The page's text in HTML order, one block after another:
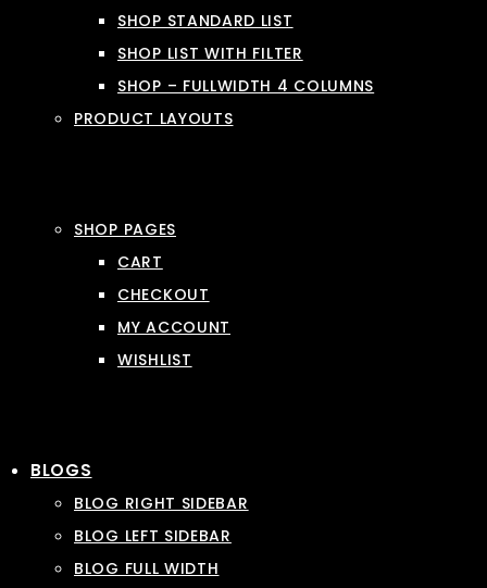
SHOP STANDARD LIST
SHOP LIST WITH FILTER
SHOP – FULLWIDTH 4 COLUMNS
PRODUCT LAYOUTS
SHOP PAGES
CART
CHECKOUT
MY ACCOUNT
WISHLIST
BLOGS
BLOG RIGHT SIDEBAR
BLOG LEFT SIDEBAR
BLOG FULL WIDTH